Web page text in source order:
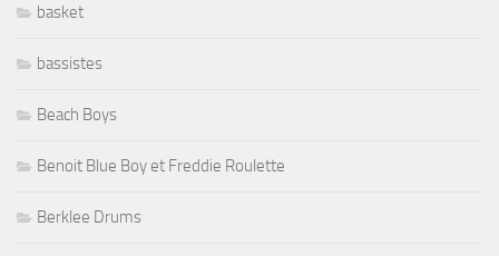
basket
bassistes
Beach Boys
Benoit Blue Boy et Freddie Roulette
Berklee Drums